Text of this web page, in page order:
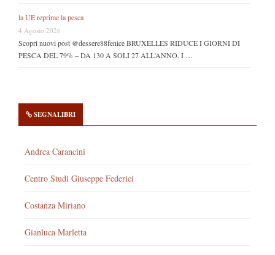
la UE reprime la pesca
4 Agosto 2026
Scopri nuovi post @dessere88fenice BRUXELLES RIDUCE I GIORNI DI
PESCA DEL 79% – DA 130 A SOLI 27 ALL’ANNO. I …
SEGNALIBRI
Andrea Carancini
Centro Studi Giuseppe Federici
Costanza Miriano
Gianluca Marletta